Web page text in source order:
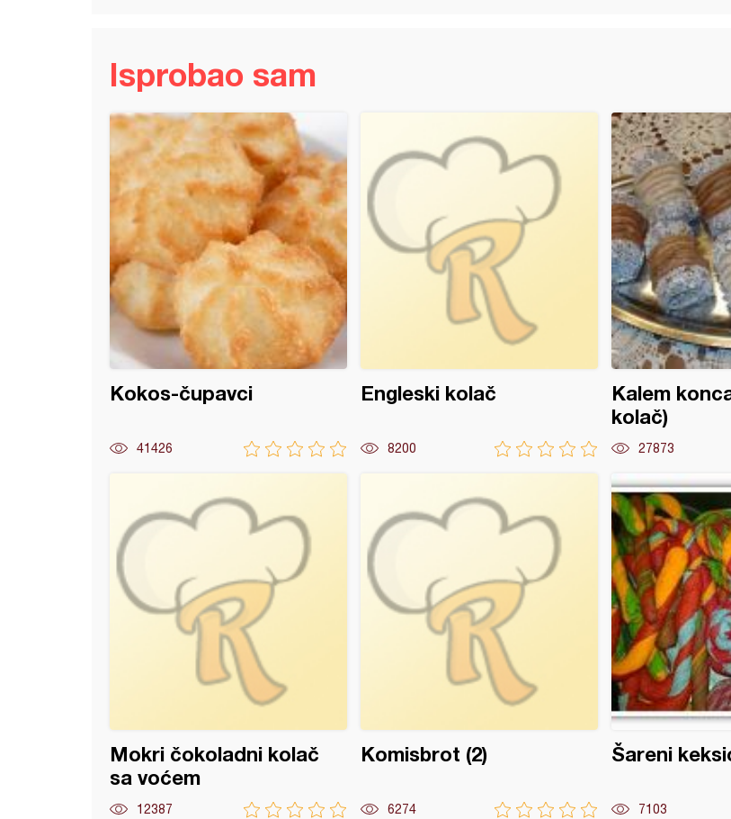
Isprobao sam
Kokos-čupavci
41426
Engleski kolač
8200
Kalem
kolač)
27873
sa domaćim lisnatim korama
Mokri čokoladni kolač
sa voćem
12387
Komisbrot (2)
6274
Šareni
7103